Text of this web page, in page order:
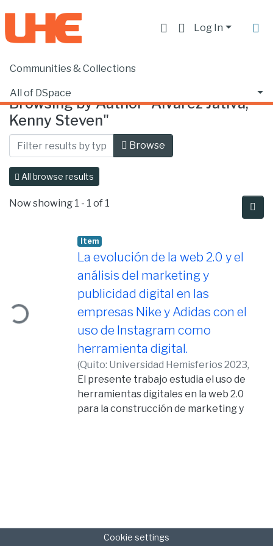
Log In
Communities & Collections
All of DSpace
Home Browse by Author
Browsing by Author "Álvarez Játiva,
Kenny Steven"
Browse
All browse results
Now showing 1 - 1 of 1
Item
La evolución de la web 2.0 y el
análisis del marketing y
publicidad digital en las
empresas Nike y Adidas con el
uso de Instagram como
herramienta digital.
(Quito: Universidad Hemisferios 2023,
2023-07-05 )Álvarez Játiva, Kenny
Steven
El presente trabajo estudia el uso de
herramientas digitales en la web 2.0
para la construcción de marketing y
realizar un análisis de contenido de cada
una de las cuentas durante un periodo
Cookie settings